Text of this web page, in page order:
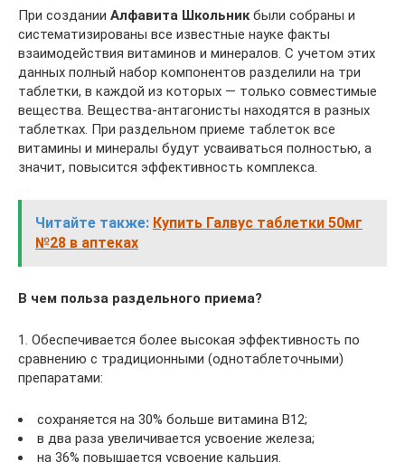
При создании Алфавита Школьникбыли собраны и
систематизированы все известные науке факты
взаимодействия витаминов и минералов. С учетом этих
данных полный набор компонентов разделили на три
таблетки, в каждой из которых — только совместимые
вещества. Вещества-антагонисты находятся в разных
таблетках. При раздельном приеме таблеток все
витамины и минералы будут усваиваться полностью, а
значит, повысится эффективность комплекса.
Читайте также: Купить Галвус таблетки 50мг
№28 в аптеках
В чем польза раздельного приема?
1. Обеспечивается более высокая эффективность по
сравнению с традиционными (однотаблеточными)
препаратами:
сохраняется на 30% больше витамина B12;
в два раза увеличивается усвоение железа;
на 36% повышается усвоение кальция.